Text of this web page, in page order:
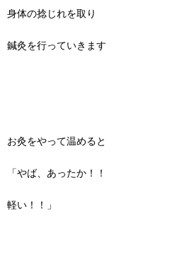
身体の捻じれを取り
鍼灸を行っていきます
お灸をやって温めると
「やば、あったか！！
軽い！！」